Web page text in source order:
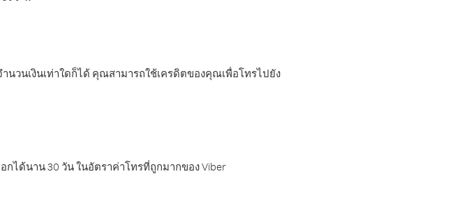
นวนเงินเท่าใดก็ได้ คุณสามารถใช้เครดิตของคุณเพื่อโทรไปยัง
ได้นาน 30 วัน ในอัตราค่าโทรที่ถูกมากของ Viber